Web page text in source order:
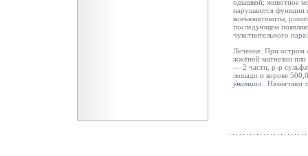
одышкой; животное
нарушаются функции
конъюнктивиты,
последующем
чувствительного
Лечение. При остром
жжёной магнезии
— 2 части, р-р
лошади и корове
унитиол
Назначают